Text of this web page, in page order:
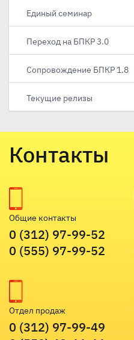
Единый семинар
Переход на БПКР 3.0
Сопровождение БПКР 1.8
Текущие релизы
Контакты
Общие контакты
0 (312) 97-99-52
0 (555) 97-99-52
Отдел продаж
0 (312) 97-99-49